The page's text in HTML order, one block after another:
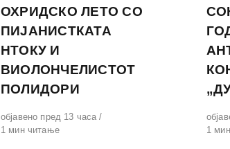
ОХРИДСКО ЛЕТО СО
ПИЈАНИСТКАТА
НТОКУ И
ВИОЛОНЧЕЛИСТОТ
ПОЛИДОРИ
Објавено
на
објавено пред 13 часа
1 мин читање
на
1